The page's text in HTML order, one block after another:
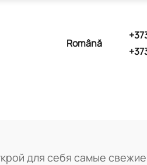
Română
для себя самые